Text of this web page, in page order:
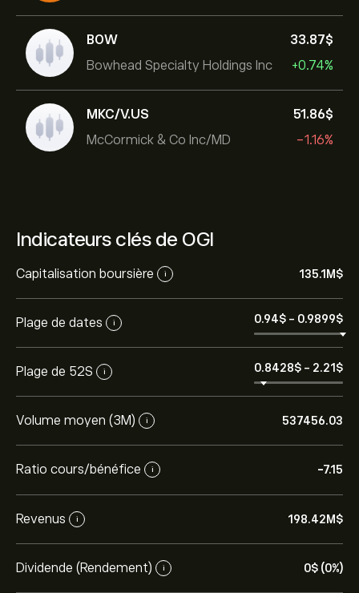
BOW
Bowhead Specialty Holdings Inc
33.87‎$‎
+0.74%
MKC/V.US
McCormick & Co Inc/MD
51.86‎$‎
-1.16%
Indicateurs clés de OGI
Capitalisation boursière i 135.1M‎$‎
Plage de dates i 0.94‎$‎ - 0.9899‎$‎
Plage de 52S i 0.8428‎$‎ - 2.21‎$‎
Volume moyen (3M) i 537456.03
Ratio cours/bénéfice i -7.15
Revenus i 198.42M‎$‎
Dividende (Rendement) i 0‎$‎ (0%)